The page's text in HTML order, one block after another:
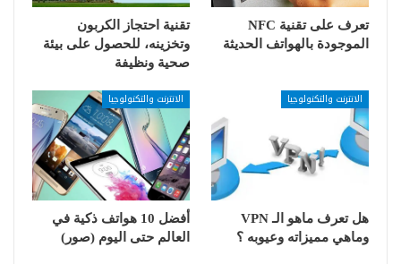
تعرف على تقنية NFC
الموجودة بالهواتف الحديثة
تقنية احتجاز الكربون
وتخزينه، للحصول على بيئة
صحية ونظيفة
الانترنت والتكنولوجيا
هل تعرف ماهو الـ VPN
وماهي مميزاته وعيوبه ؟
الانترنت والتكنولوجيا
أفضل 10 هواتف ذكية في
العالم حتى اليوم (صور)